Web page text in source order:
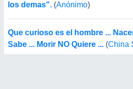
los demas". (Anónimo)
Que curioso es el hombre ...
Sabe ... Morir NO Quiere ... (China